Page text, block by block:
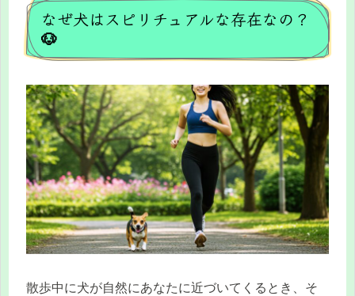
なぜ犬はスピリチュアルな存在なの？
🐶
散歩中に犬が自然にあなたに近づいてくるとき、そ